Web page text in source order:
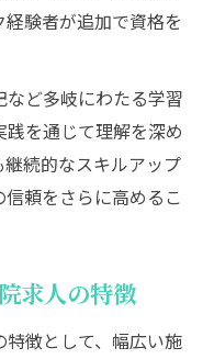
験者が追加で資格を
ど多岐にわたる学習
を通じて理解を深め
続的なスキルアップ
頼をさらに高めるこ
求人の特徴
徴として、幅広い施